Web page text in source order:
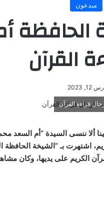
مبدعون
القرآن
2023
قراءة القرآن
ألا ننسى السيدة “أم السعد
اشتهرت بـ “الشيخة الحافظة
الكريم على يديها، وكان